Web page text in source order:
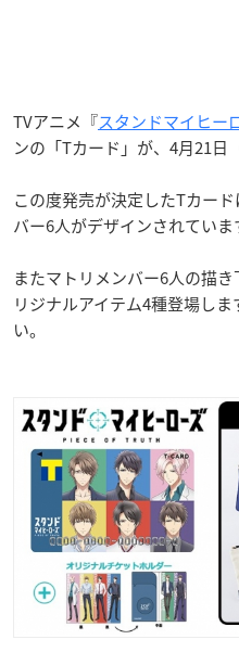
TVアニメ『スタンドマイヒー
ンの「Tカード」が、4月21日
この度発売が決定したTカー
バー6人がデザインされていま
またマトリメンバー6人の描
リジナルアイテム4種登場し
い。